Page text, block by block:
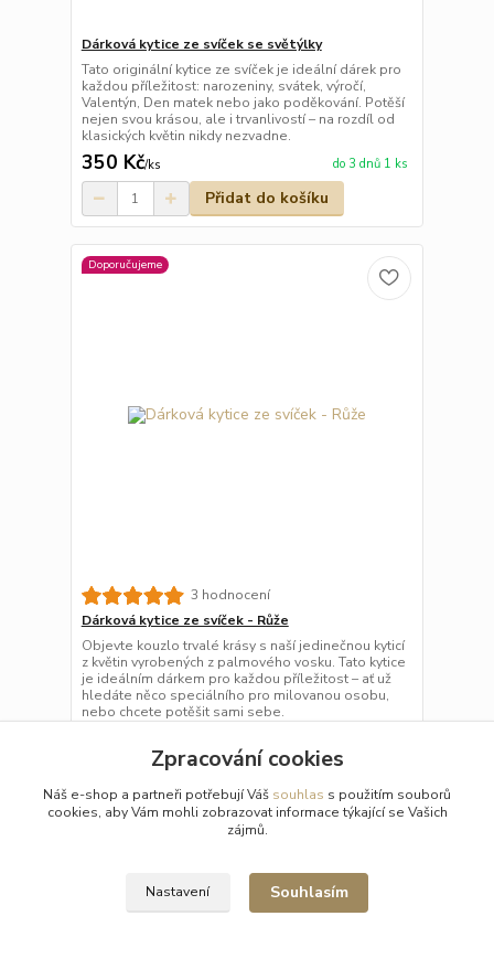
Dárková kytice ze svíček se světýlky
Tato originální kytice ze svíček je ideální dárek pro
každou příležitost: narozeniny, svátek, výročí,
Valentýn, Den matek nebo jako poděkování. Potěší
nejen svou krásou, ale i trvanlivostí – na rozdíl od
klasických květin nikdy nezvadne.
350 Kč/ks do 3 dnů 1 ks
Přidat do košíku
Doporučujeme
3 hodnocení
Dárková kytice ze svíček - Růže
Objevte kouzlo trvalé krásy s naší jedinečnou kyticí
z květin vyrobených z palmového vosku. Tato kytice
je ideálním dárkem pro každou příležitost – ať už
hledáte něco speciálního pro milovanou osobu,
nebo chcete potěšit sami sebe.
Zpracování cookies
Náš e-shop a partneři potřebují Váš souhlas s použitím souborů
cookies, aby Vám mohli zobrazovat informace týkající se Vašich
zájmů.
Nastavení Souhlasím